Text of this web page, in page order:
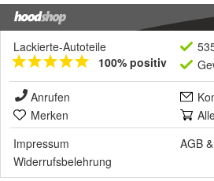
Lackierte-Autoteile
100% positiv
Anrufen
Merken
Impressum
AGB &
Widerrufsbelehrung